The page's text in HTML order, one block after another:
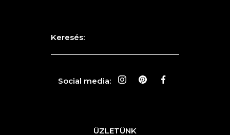
Keresés:
Social media:
ÜZLETÜNK